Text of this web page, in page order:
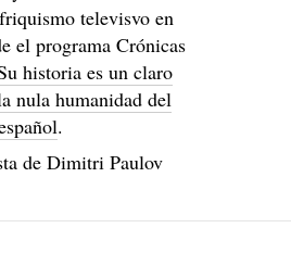
televisvo en
el programa Crónicas
historia es un claro
nula humanidad del
.
de Dimitri Paulov